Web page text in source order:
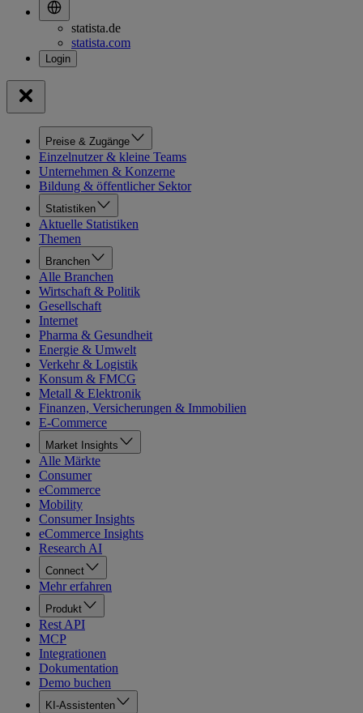
statista.de
statista.com
Preise & Zugänge
Einzelnutzer & kleine Teams
Unternehmen & Konzerne
Bildung & öffentlicher Sektor
Statistiken
Aktuelle Statistiken
Themen
Branchen
Alle Branchen
Wirtschaft & Politik
Gesellschaft
Internet
Pharma & Gesundheit
Energie & Umwelt
Verkehr & Logistik
Konsum & FMCG
Metall & Elektronik
Finanzen, Versicherungen & Immobilien
E-Commerce
Market Insights
Alle Märkte
Consumer
eCommerce
Mobility
Consumer Insights
eCommerce Insights
Research AI
Connect
Mehr erfahren
Produkt
Rest API
MCP
Integrationen
Dokumentation
Demo buchen
KI-Assistenten